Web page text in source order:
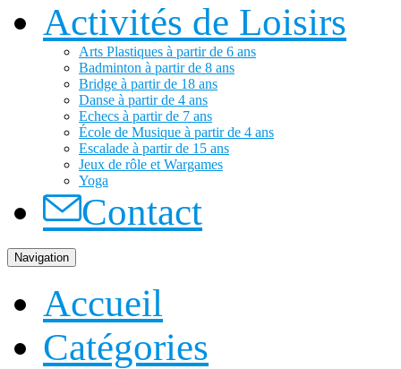
Activités de Loisirs
Arts Plastiques à partir de 6 ans
Badminton à partir de 8 ans
Bridge à partir de 18 ans
Danse à partir de 4 ans
Echecs à partir de 7 ans
École de Musique à partir de 4 ans
Escalade à partir de 15 ans
Jeux de rôle et Wargames
Yoga
Contact
Navigation
Accueil
Catégories